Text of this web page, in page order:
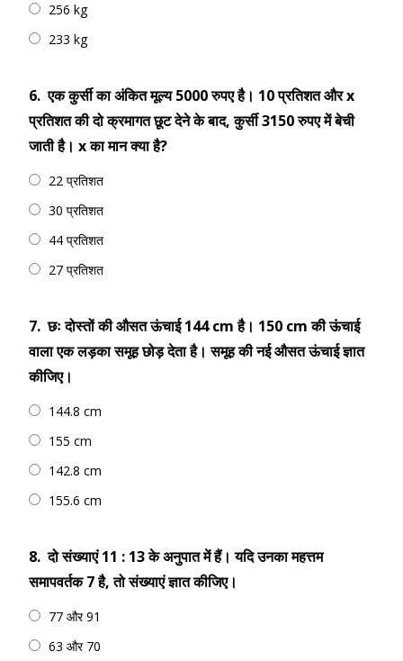
256 kg
233 kg
6. एक कुर्सी का अंकित मूल्य 5000 रुपए है। 10 प्रतिशत और x
प्रतिशत की दो क्रमागत छूट देने के बाद, कुर्सी 3150 रुपए में बेची
जाती है। x का मान क्या है?
22 प्रतिशत
30 प्रतिशत
44 प्रतिशत
27 प्रतिशत
7. छः दोस्तों की औसत ऊंचाई 144 cm है। 150 cm की ऊंचाई
वाला एक लड़का समूह छोड़ देता है। समूह की नई औसत ऊंचाई ज्ञात
कीजिए।
144.8 cm
155 cm
142.8 cm
155.6 cm
8. दो संख्याएं 11 : 13 के अनुपात में हैं। यदि उनका महत्तम
समापवर्तक 7 है, तो संख्याएं ज्ञात कीजिए।
77 और 91
63 और 70